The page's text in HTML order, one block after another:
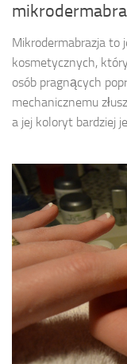
Mikrodermabrazja to
kosmetycznych,
osób pragnących
mechanicznemu
a jej koloryt bardziej